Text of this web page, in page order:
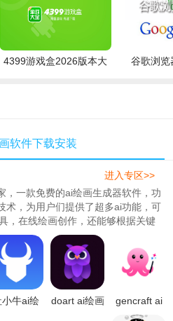
想象！
切换！
成真！
4399游戏盒2026版本大
谷歌浏览
软件下载安装
，一款免费的ai绘画生成器软件，功
术，为用户们提供了超多ai功能，可
，在线绘画创作，还能够根据关键
的画作，289特别整理了灵创ai绘画
本，希望满足大家的绘画需求！..
进入专区>>
小牛ai绘
doart ai绘画
gencraft ai
官方下载